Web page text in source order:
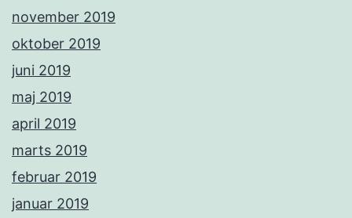
november 2019
oktober 2019
juni 2019
maj 2019
april 2019
marts 2019
februar 2019
januar 2019